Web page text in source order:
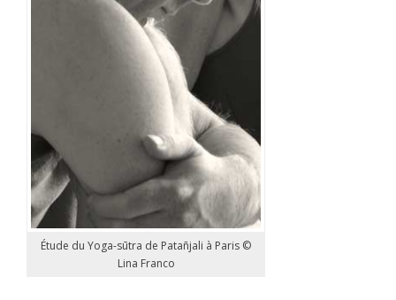
Étude du Yoga-sūtra de Patañjali à Paris ©
Lina Franco